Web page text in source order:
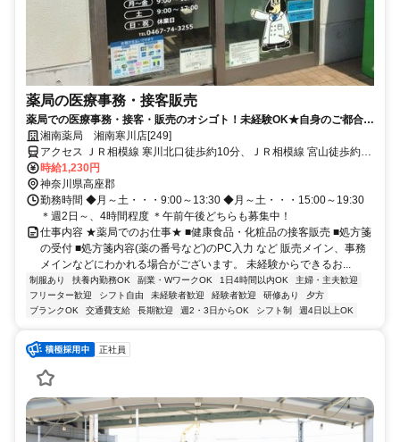
薬局の医療事務・接客販売
薬局での医療事務・接客・販売のオシゴト！未経験OK★自身のご都合に
合わせた働き方が可能です！
湘南薬局 湘南寒川店[249]
アクセス ＪＲ相模線 寒川北口徒歩約10分、ＪＲ相模線 宮山徒歩約24
分、ＪＲ相模線 香川徒歩約27分 「寒川駅」より徒歩10分
時給1,230円
神奈川県高座郡
勤務時間 ◆月～土・・・9:00～13:30 ◆月～土・・・15:00～19:30
＊週2日～、4時間程度 ＊午前午後どちらも募集中！
仕事内容 ★薬局でのお仕事★ ■健康食品・化粧品の接客販売 ■処方箋
の受付 ■処方箋内容(薬の番号など)のPC入力 など 販売メイン、事務
メインなどにわかれる場合がございます。 未経験からできるお...
制服あり 扶養内勤務OK 副業・WワークOK 1日4時間以内OK
主婦・主夫歓迎
フリーター歓迎
シフト自由 未経験者歓迎 経験者歓迎 研修あり
夕方
ブランクOK
交通費支給 長期歓迎 週2・3日からOK シフト制 週4日以上OK
正社員